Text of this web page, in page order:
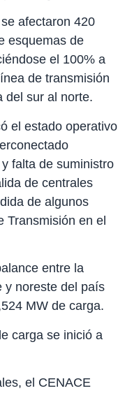
afectaron 420
esquemas de
el 100% a
de transmisión
del sur al norte.
el estado operativo
falta de suministro
de centrales
de algunos
Transmisión en el
entre la
y noreste del país
MW de carga.
carga se inició a
el CENACE